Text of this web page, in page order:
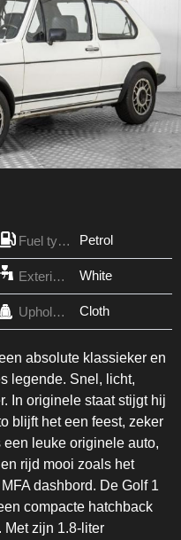
Fuel type Petrol
Exterior Color White
Upholstery Cloth
absolute klassieker en
legende. Snel, licht,
In originele staat stijgt hij
blijft het een feest, zeker
leuke originele auto,
rijd mooi zoals het
dashbord. De Golf 1
compacte hatchback
Met zijn 1.8-liter